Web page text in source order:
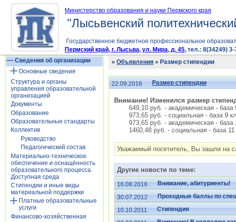
Министерство образования и науки Пермского края
"Лысьвенский
Государственное бюджетное профессиональное
Пермский край, г. Лысьва, ул. Мира, д. 45, тел.: 8(34249)
Сведения об организации
Основные сведения
Структура и органы
управления образовательной
организацией
Документы
Образование
Образовательные стандарты
Коллектив
Руководство
Педагогический состав
Материально-техническое
обеспечение и оснащённость
образовательного процесса.
Доступная среда
Стипендии и иные виды
материальной поддержки
Платные образовательные
услуги
Финансово-хозяйственная
» Объявления » Размер стипендии
22.09.2016 Размер стипендии
Внимание! Изменился размер
649,10 руб. - академическая - база
973,65 руб. - социальная - база 9
973,65 руб. - академическая - база
1460,48 руб. - социальная - база
Уважаемый посетитель, Вы зашли на
Другие новости по теме:
16.08.2016
Внимание, абитуриенты!
30.07.2012
Проходные баллы по
10.10.2011
Стипендия